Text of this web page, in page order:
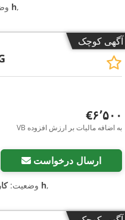
۱٬۶۰۸ h,
آگهی کوچک
‎€۶٬۵۰۰
VB به اضافه مالیات بر ارزش افزوده
ارسال درخواست
وضعیت: ۱٬۶۳۷ h,